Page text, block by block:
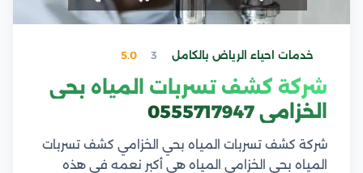
خدمات احياء الرياض بالكامل 3
5.0
شركة كشف تسربات المياه بحي
الخزامي 0555717947
شركة كشف تسربات المياه بحي الخزامي كشف تسربات
المياه بحي الخزامي المياه هي أكبر نعمه في هذه